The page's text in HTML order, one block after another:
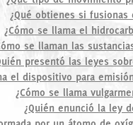
¿Qué obtienes si
¿Cómo se llama el
se llaman las
presentó las leyes
el dispositivo para
¿Cómo se llama
¿Quién enunció la ley